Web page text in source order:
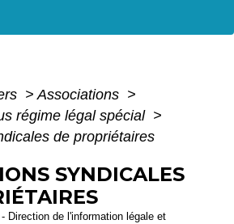
> Associations >
régime légal spécial >
de propriétaires
SYNDICALES
Direction de l'information légale et